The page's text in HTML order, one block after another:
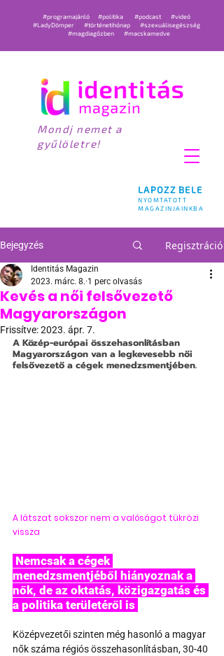
LAPOZZ BELE
NYOMTATOTT
MAGAZINJAINKBA
#programajánló #politika #podcast
#videó
#LadyDömper
#történetihónap
#szexuálisegészség
#magdiagőzben
#macskamedve
Mondj nemet a
gyűlöletre!
Bejegyzés Regisztráció
Kevés a női felsővezető
Magyarországon
Identitás Magazin
2023. márc. 8. 1 perc olvasás
Frissítve:2023. ápr. 7.
A Közép-európai összehasonlításban
Magyarországon van a legkevesebb női
felsővezető a cégek menedzsmentjében.
A látszat sokszor nem a valóságot tükrözi
vissza
menedzsmentjéből hiányoznak a
nők, de az oktatás, közigazgatás és
a politika területéről is
Középvezetői szinten még hasonló a magyar
nők száma régiós összehasonlításban, 30-40